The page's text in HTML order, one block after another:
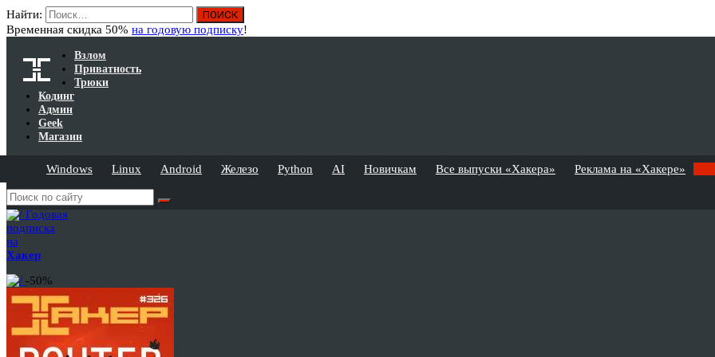
Найти:
Временная скидка 50% на годовую подписку!
Взлом
Приватность
Трюки
Кодинг
Админ
Geek
Магазин
Windows Linux Android Железо Python AI Новичкам Все выпуски «Хакера» Реклама на «Хакере»
Годовая
подписка
на
Хакер
-50%